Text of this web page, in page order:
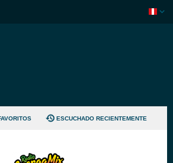
ESCUCHADO RECIENTEMENTE